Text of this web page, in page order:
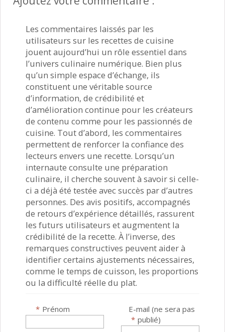
Les commentaires laissés par les
utilisateurs sur les recettes de cuisine
jouent aujourd’hui un rôle essentiel dans
l’univers culinaire numérique. Bien plus
qu’un simple espace d’échange, ils
constituent une véritable source
d’information, de crédibilité et
d’amélioration continue pour les créateurs
de contenu comme pour les passionnés de
cuisine. Tout d’abord, les commentaires
permettent de renforcer la confiance des
lecteurs envers une recette. Lorsqu’un
internaute consulte une préparation
culinaire, il cherche souvent à savoir si celle-
ci a déjà été testée avec succès par d’autres
personnes. Des avis positifs, accompagnés
de retours d’expérience détaillés, rassurent
les futurs utilisateurs et augmentent la
crédibilité de la recette. À l’inverse, des
remarques constructives peuvent aider à
identifier certains ajustements nécessaires,
comme le temps de cuisson, les proportions
ou la difficulté réelle du plat.
Prénom
*
E-mail (ne sera pas
publié)
*